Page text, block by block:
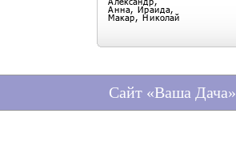
Сайт «Ваша Дача»